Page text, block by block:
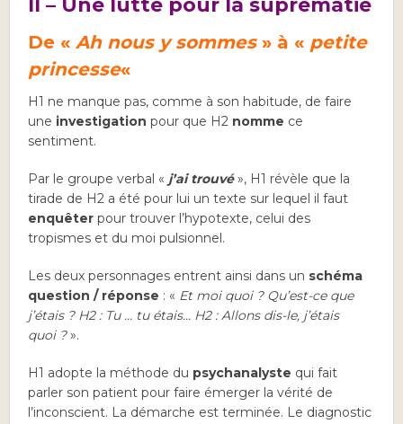
II – Une lutte pour la suprématie
De «Ah nous y sommes» à « petite
princesse«
H1 ne manque pas, comme à son habitude, de faire
une investigation pour que H2 nomme ce
sentiment.
Par le groupe verbal « j’ai trouvé», H1 révèle que la
tirade de H2 a été pour lui un texte sur lequel il faut
enquêterpour trouver l’hypotexte, celui des
tropismes et du moi pulsionnel.
Les deux personnages entrent ainsi dans un schéma
question / réponse : « Et moi quoi ? Qu’est-ce que
j’étais ? H2 : Tu … tu étais… H2 : Allons dis-le, j’étais
quoi ?».
H1 adopte la méthode du psychanalyste qui fait
parler son patient pour faire émerger la vérité de
l’inconscient. La démarche est terminée. Le diagnostic